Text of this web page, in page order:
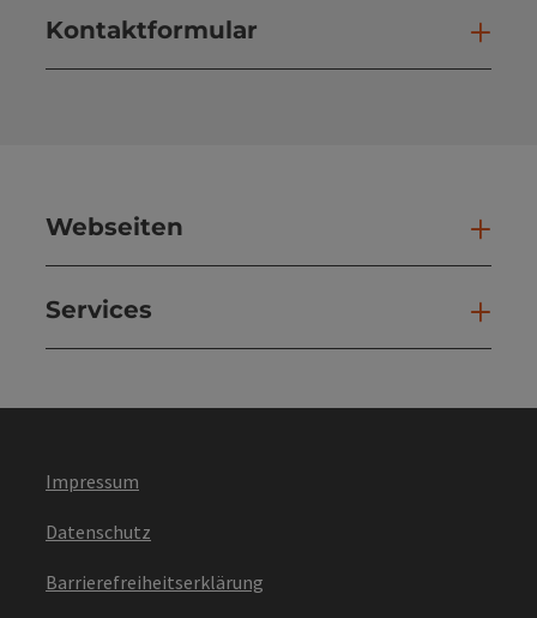
Kontaktformular
Webseiten
Services
Impressum
Datenschutz
Barrierefreiheitserklärung